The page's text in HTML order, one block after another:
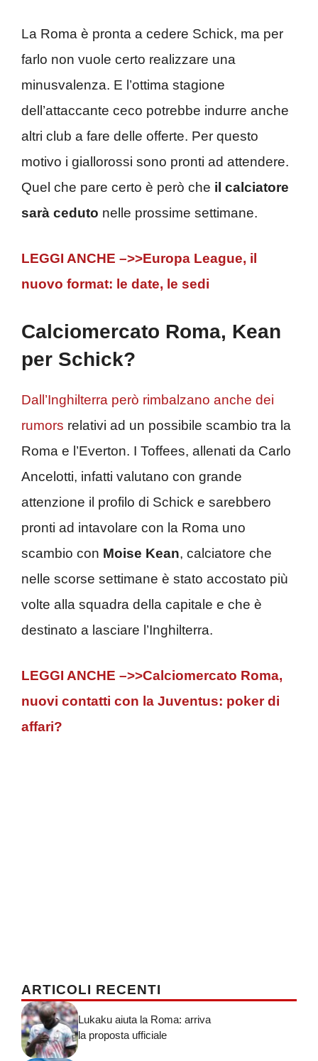
La Roma è pronta a cedere Schick, ma per
farlo non vuole certo realizzare una
minusvalenza. E l’ottima stagione
dell’attaccante ceco potrebbe indurre anche
altri club a fare delle offerte. Per questo
motivo i giallorossi sono pronti ad attendere.
Quel che pare certo è però che il calciatore
sarà ceduto nelle prossime settimane.
LEGGI ANCHE –>>Europa League, il
nuovo format: le date, le sedi
Calciomercato Roma, Kean
per Schick?
Dall’Inghilterra però rimbalzano anche dei
rumors relativi ad un possibile scambio tra la
Roma e l’Everton. I Toffees, allenati da Carlo
Ancelotti, infatti valutano con grande
attenzione il profilo di Schick e sarebbero
pronti ad intavolare con la Roma uno
scambio con Moise Kean, calciatore che
nelle scorse settimane è stato accostato più
volte alla squadra della capitale e che è
destinato a lasciare l’Inghilterra.
LEGGI ANCHE –>>Calciomercato Roma,
nuovi contatti con la Juventus: poker di
affari?
ARTICOLI RECENTI
Lukaku aiuta la Roma: arriva
la proposta ufficiale